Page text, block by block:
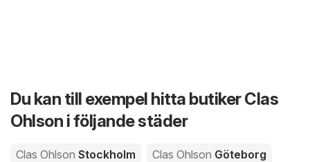
Du kan till exempel hitta butiker Clas
Ohlson i följande städer
Clas Ohlson Stockholm Clas Ohlson Göteborg